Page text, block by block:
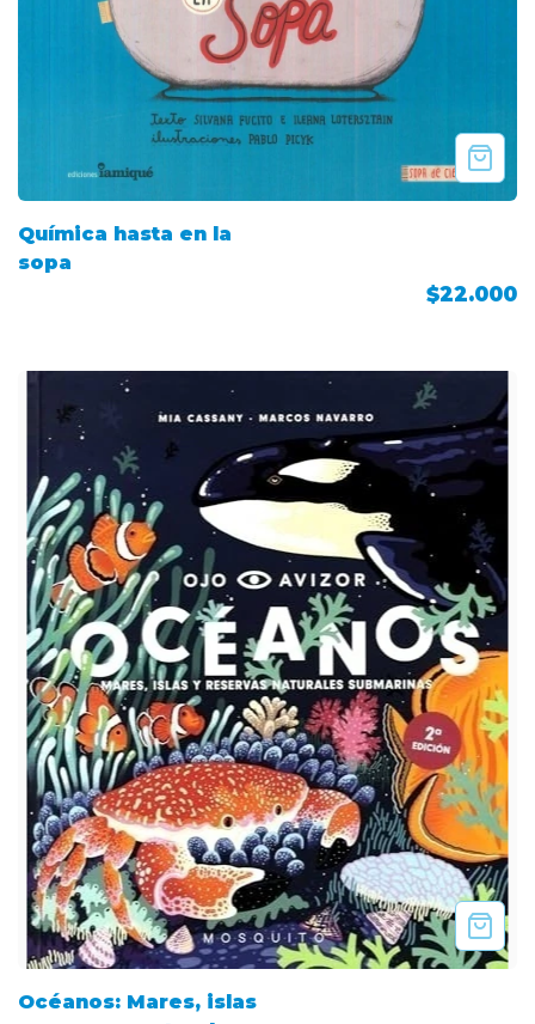
Química hasta en la
sopa
$22.000
Océanos: Mares, islas